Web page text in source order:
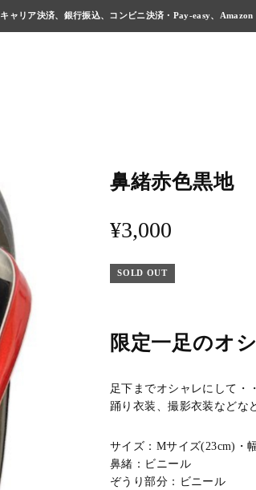
ャリア決済、銀行振込、コンビニ決済・Pay-easy、
鼻緒赤色黒地
¥3,000
SOLD OUT
限定一足のオ
足下までオシャレにして・
踊り衣装、撮影衣装などな
サイズ：Mサイズ(23cm)・
鼻緒：ビニール
ぞうり部分：ビニール